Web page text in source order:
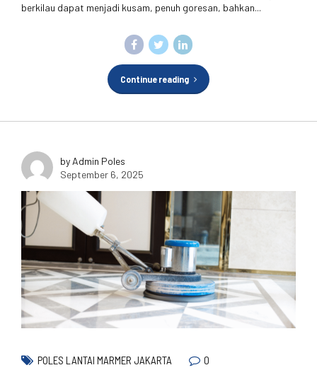
berkilau dapat menjadi kusam, penuh goresan, bahkan...
Continue reading
by Admin Poles
September 6, 2025
POLES LANTAI MARMER JAKARTA 0